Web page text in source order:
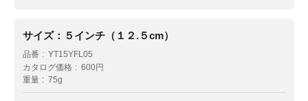
サイズ：５インチ（１２.５cm）
品番
YT15YFL05
カタログ価格
600円
重量
75g